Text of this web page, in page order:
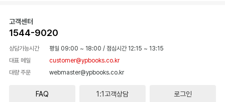
고객센터
1544-9020
상담가능시간 평일 09:00 ~ 18:00 / 점심시간 12:15 ~ 13:15
대표 메일
customer@ypbooks.co.kr
대량 주문
webmaster@ypbooks.co.kr
FAQ 1:1고객상담 로그인